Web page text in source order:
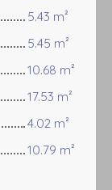
5.43 m²
5.45 m²
10.68 m²
17.53 m²
4.02 m²
10.79 m²